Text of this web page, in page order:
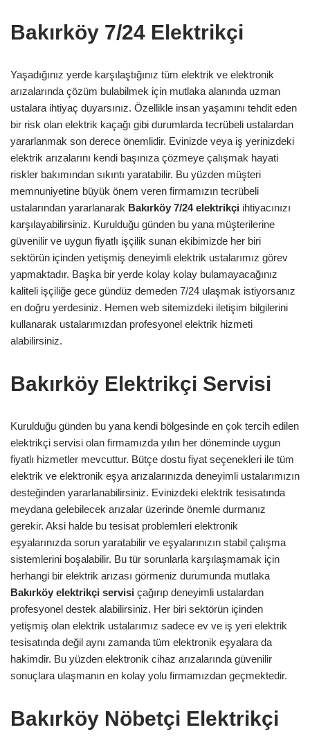
Bakırköy 7/24 Elektrikçi
Yaşadığınız yerde karşılaştığınız tüm elektrik ve elektronik
arızalarında çözüm bulabilmek için mutlaka alanında uzman
ustalara ihtiyaç duyarsınız. Özellikle insan yaşamını tehdit eden
bir risk olan elektrik kaçağı gibi durumlarda tecrübeli ustalardan
yararlanmak son derece önemlidir. Evinizde veya iş yerinizdeki
elektrik arızalarını kendi başınıza çözmeye çalışmak hayati
riskler bakımından sıkıntı yaratabilir. Bu yüzden müşteri
memnuniyetine büyük önem veren firmamızın tecrübeli
ustalarından yararlanarak Bakırköy 7/24 elektrikçi ihtiyacınızı
karşılayabilirsiniz. Kurulduğu günden bu yana müşterilerine
güvenilir ve uygun fiyatlı işçilik sunan ekibimizde her biri
sektörün içinden yetişmiş deneyimli elektrik ustalarımız görev
yapmaktadır. Başka bir yerde kolay kolay bulamayacağınız
kaliteli işçiliğe gece gündüz demeden 7/24 ulaşmak istiyorsanız
en doğru yerdesiniz. Hemen web sitemizdeki iletişim bilgilerini
kullanarak ustalarımızdan profesyonel elektrik hizmeti
alabilirsiniz.
Bakırköy Elektrikçi Servisi
Kurulduğu günden bu yana kendi bölgesinde en çok tercih edilen
elektrikçi servisi olan firmamızda yılın her döneminde uygun
fiyatlı hizmetler mevcuttur. Bütçe dostu fiyat seçenekleri ile tüm
elektrik ve elektronik eşya arızalarınızda deneyimli ustalarımızın
desteğinden yararlanabilirsiniz. Evinizdeki elektrik tesisatında
meydana gelebilecek arızalar üzerinde önemle durmanız
gerekir. Aksi halde bu tesisat problemleri elektronik
eşyalarınızda sorun yaratabilir ve eşyalarınızın stabil çalışma
sistemlerini boşalabilir. Bu tür sorunlarla karşılaşmamak için
herhangi bir elektrik arızası görmeniz durumunda mutlaka
Bakırköy elektrikçi servisi çağırıp deneyimli ustalardan
profesyonel destek alabilirsiniz. Her biri sektörün içinden
yetişmiş olan elektrik ustalarımız sadece ev ve iş yeri elektrik
tesisatında değil aynı zamanda tüm elektronik eşyalara da
hakimdir. Bu yüzden elektronik cihaz arızalarında güvenilir
sonuçlara ulaşmanın en kolay yolu firmamızdan geçmektedir.
Bakırköy Nöbetçi Elektrikçi